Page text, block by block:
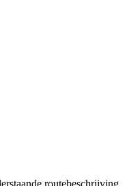
routebeschrijving